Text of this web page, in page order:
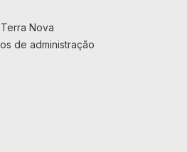
Nova
de administração